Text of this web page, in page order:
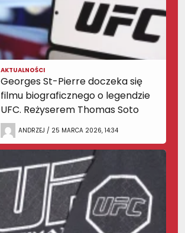
AKTUALNOŚCI
Georges St-Pierre doczeka się
filmu biograficznego o legendzie
UFC. Reżyserem Thomas Soto
ANDRZEJ / 25 MARCA 2026, 14:34